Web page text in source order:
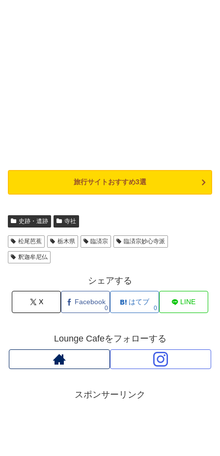
旅行サイトおすすめ3選
史跡・遺跡 寺社
松尾芭蕉 栃木県 臨済宗 臨済宗妙心寺派
釈迦牟尼仏
シェアする
X Facebook
0
はてブ
0
LINE
Lounge Cafeをフォローする
スポンサーリンク